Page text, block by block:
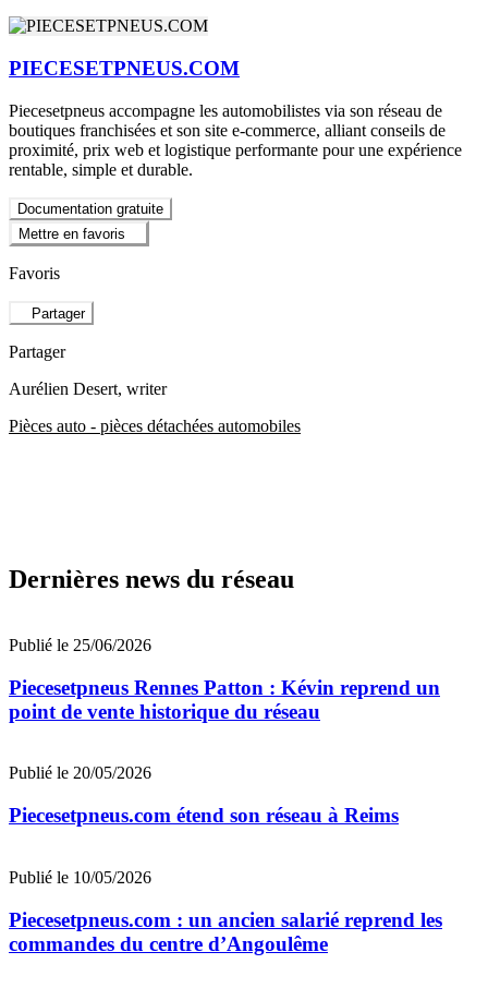
PIECESETPNEUS.COM
Piecesetpneus accompagne les automobilistes via son réseau de
boutiques franchisées et son site e-commerce, alliant conseils de
proximité, prix web et logistique performante pour une expérience
rentable, simple et durable.
Documentation gratuite
Mettre en favoris
Favoris
Partager
Partager
Aurélien Desert, writer
Pièces auto - pièces détachées automobiles
Dernières news du réseau
Publié le 25/06/2026
Piecesetpneus Rennes Patton : Kévin reprend un
point de vente historique du réseau
Publié le 20/05/2026
Piecesetpneus.com étend son réseau à Reims
Publié le 10/05/2026
Piecesetpneus.com : un ancien salarié reprend les
commandes du centre d’Angoulême